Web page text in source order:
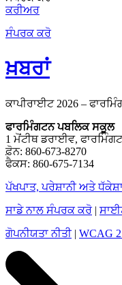
ਕਰੀਅਰ
ਸੰਪਰਕ ਕਰੋ
ਖ਼ਬਰਾਂ
ਕਾਪੀਰਾਈਟ 2026 –
ਫਾਰਮਿੰਗਟਨ ਪਬਲਿਕ ਸਕੂਲ
1 ਮੋਂਟੀਥ ਡਰਾਈਵ,
ਫ਼ੋਨ: 860-673-8270
ਫੈਕਸ: 860-675-7134
ਪੱਖਪਾਤ, ਪਰੇਸ਼ਾਨੀ ਅਤੇ
ਸਾਡੇ ਨਾਲ ਸੰਪਰਕ ਕਰੋ |
ਗੋਪਨੀਯਤਾ ਨੀਤੀ| WCAG